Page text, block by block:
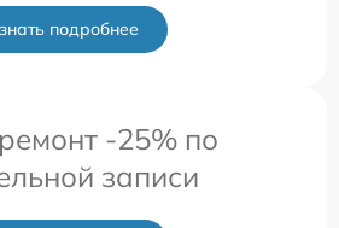
подробнее
-25% по
записи